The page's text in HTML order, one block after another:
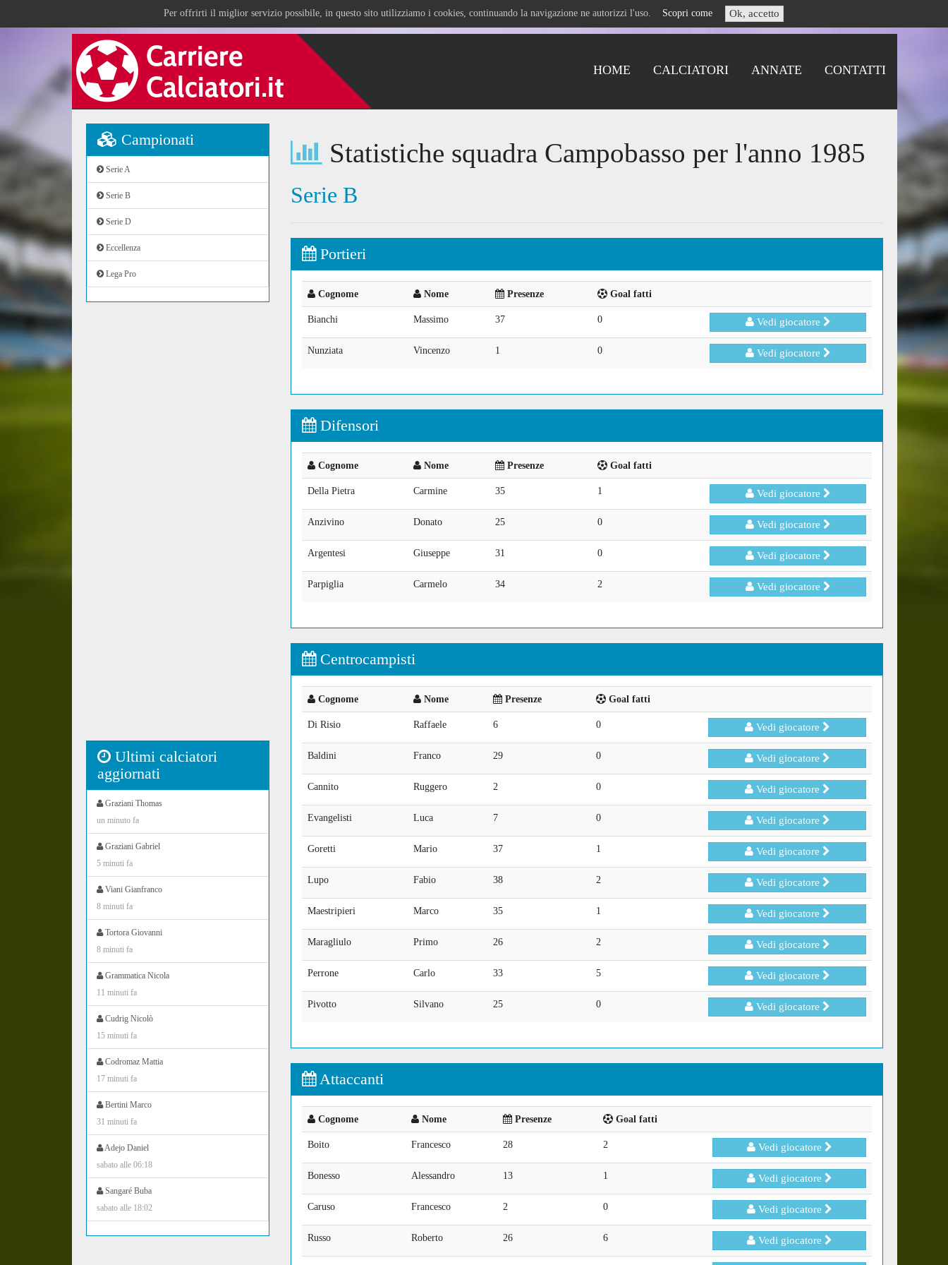
Per offrirti il miglior servizio possibile, in questo sito utilizziamo i cookies, continuando la navigazione ne autorizzi l'uso. Scopri come Ok, accetto
HOME CALCIATORI ANNATE CONTATTI
Campionati
Serie A
Serie B
Serie D
Eccellenza
Lega Pro
Ultimi calciatori
aggiornati
Graziani Thomas
un minuto fa
Graziani Gabriel
5 minuti fa
Viani Gianfranco
8 minuti fa
Tortora Giovanni
8 minuti fa
Grammatica Nicola
11 minuti fa
Cudrig Nicolò
15 minuti fa
Codromaz Mattia
17 minuti fa
Bertini Marco
31 minuti fa
Adejo Daniel
sabato alle 06:18
Sangaré Buba
sabato alle 18:02
Statistiche squadra Campobasso per l'anno 1985
Serie B
Portieri
Cognome Nome Presenze Goal fatti
Bianchi Massimo 37 0 Vedi giocatore
Nunziata Vincenzo 1 0 Vedi giocatore
Difensori
Cognome Nome Presenze Goal fatti
Della Pietra Carmine 35 1 Vedi giocatore
Anzivino Donato 25 0 Vedi giocatore
Argentesi Giuseppe 31 0 Vedi giocatore
Parpiglia Carmelo 34 2 Vedi giocatore
Centrocampisti
Cognome Nome Presenze Goal fatti
Di Risio Raffaele 6 0 Vedi giocatore
Baldini Franco 29 0 Vedi giocatore
Cannito Ruggero 2 0 Vedi giocatore
Evangelisti Luca 7 0 Vedi giocatore
Goretti Mario 37 1 Vedi giocatore
Lupo Fabio 38 2 Vedi giocatore
Maestripieri Marco 35 1 Vedi giocatore
Maragliulo Primo 26 2 Vedi giocatore
Perrone Carlo 33 5 Vedi giocatore
Pivotto Silvano 25 0 Vedi giocatore
Attaccanti
Cognome Nome Presenze Goal fatti
Boito Francesco 28 2 Vedi giocatore
Bonesso Alessandro 13 1 Vedi giocatore
Caruso Francesco 2 0 Vedi giocatore
Russo Roberto 26 6 Vedi giocatore